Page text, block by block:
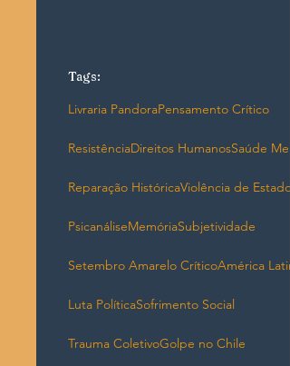
Tags:
Livraria PandoraPensamento Crítico
ResistênciaDireitos HumanosSaúde
Reparação HistóricaViolência de Estado
PsicanáliseMemóriaSubjetividade
Setembro Amarelo CríticoAmérica
Luta PolíticaSofrimento Social
Trauma ColetivoGolpe no Chile